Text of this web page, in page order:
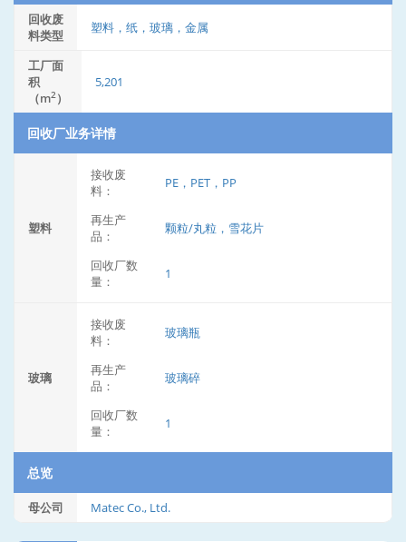
回收废
料类型
塑料，纸，玻璃，金属
工厂面
积
（m2）
5,201
回收厂业务详情
塑料
接收废
料：
PE，PET，PP
再生产
品：
颗粒/丸粒，雪花片
回收厂数
量：
1
玻璃
接收废
料：
玻璃瓶
再生产
品：
玻璃碎
回收厂数
量：
1
总览
母公司 Matec Co., Ltd.